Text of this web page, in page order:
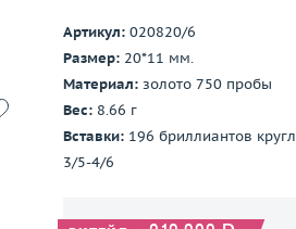
Показать все
Артикул: 020820/6
Размер: 20*11 мм.
Материал: золото 750 пробы
Вес: 8.66 г
Вставки: 196 бриллиантов
3/5-4/6